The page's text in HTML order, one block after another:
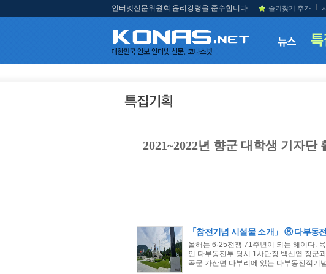
인터넷신문위원회 윤리강령을 준수합니다 즐겨찾기 추가
2021~2022년 향군 대학생 기자단
「참전기념 시설물 소개」 ⑧ 다부동
올해는 6·25전쟁 71주년이 되는 해이다.
인 다부동전투 당시 1사단장 백선엽 장군
곡군 가산면 다부리에 있는 다부동전적기